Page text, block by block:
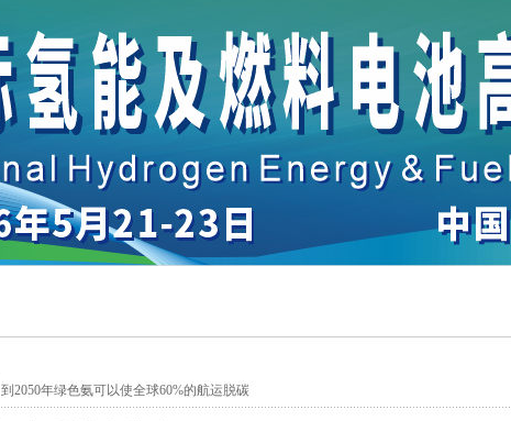
到2050年绿色氨可以使全球60%的航运脱碳